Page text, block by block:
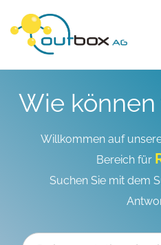
Wie können
Willkommen auf
Bereich für
Suchen Sie mit dem